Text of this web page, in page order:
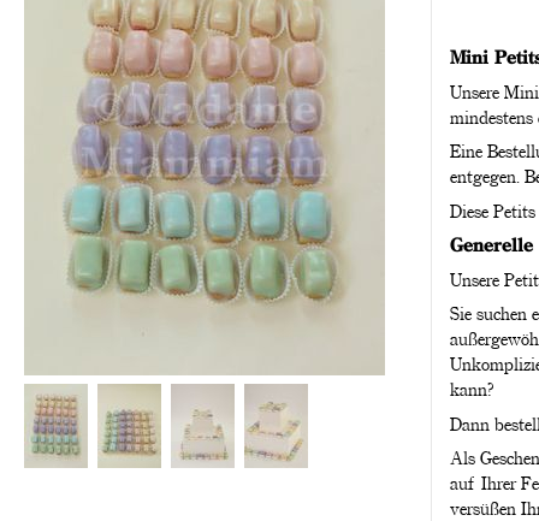
Mini
Unsere
mindestens
Eine
entgegen.
Diese
Unsere
Sie suchen
kann?
Dann
Als
auf Ihrer
versüßen